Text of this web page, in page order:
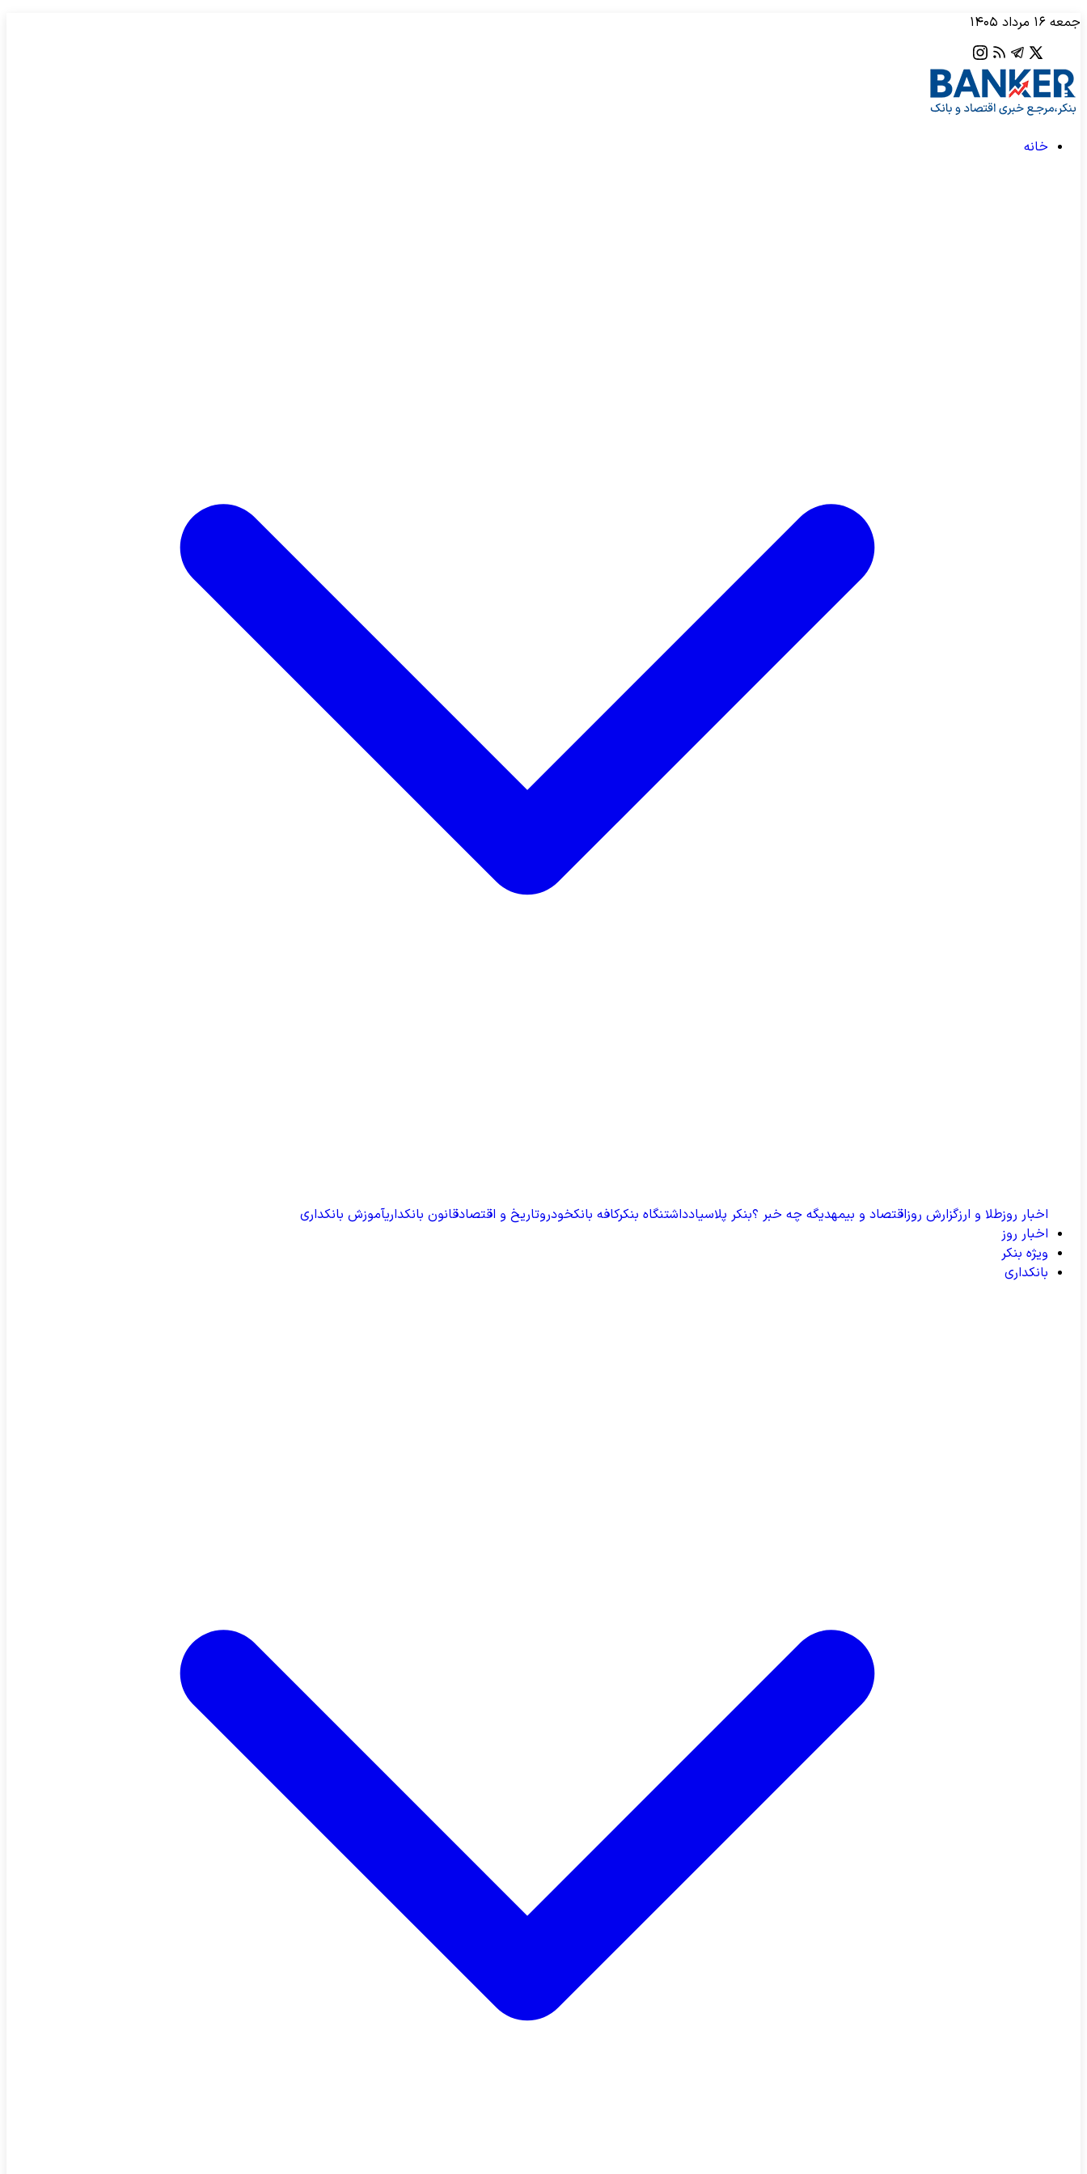
جمعه ۱۶ مرداد ۱۴۰۵
خانه
اخبار روزطلا و ارزگزارش روزاقتصاد و بیمهدیگه چه خبر ؟بنکر پلاسیادداشتنگاه بنکرکافه بانکخودروتاریخ و اقتصادقانون بانکداریآموزش بانکداری
اخبار روز
ویژه بنکر
بانکداری